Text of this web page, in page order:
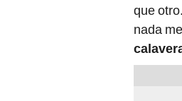
que
nada